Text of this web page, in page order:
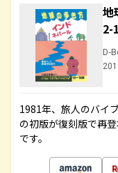
地
2-
D-
1981年、旅人のバイ
の初版が復刻版で再
です。